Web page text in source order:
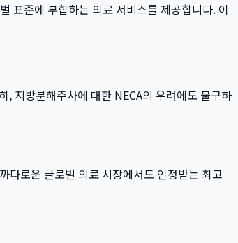
표준에 부합하는 의료 서비스를 제공합니다. 이
, 지방분해주사에 대한 NECA의 우려에도 불구하
다로운 글로벌 의료 시장에서도 인정받는 최고